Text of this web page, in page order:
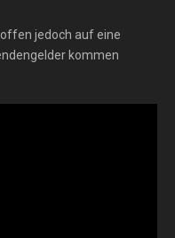
jedoch auf eine
kommen